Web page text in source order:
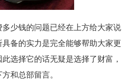
少钱的问题已经在上方给大家说
备的实力是完全能够帮助大家更
选择它的话无疑是选择了财富，
和总部留言。